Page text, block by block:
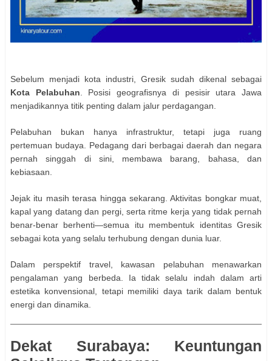
Sebelum menjadi kota industri, Gresik sudah dikenal sebagai
Kota Pelabuhan . Posisi geografisnya di pesisir utara Jawa
menjadikannya titik penting dalam jalur perdagangan.
Pelabuhan bukan hanya infrastruktur, tetapi juga ruang
pertemuan budaya. Pedagang dari berbagai daerah dan negara
pernah singgah di sini, membawa barang, bahasa, dan
kebiasaan.
Jejak itu masih terasa hingga sekarang. Aktivitas bongkar muat,
kapal yang datang dan pergi, serta ritme kerja yang tidak pernah
benar-benar berhenti—semua itu membentuk identitas Gresik
sebagai kota yang selalu terhubung dengan dunia luar.
Dalam perspektif travel, kawasan pelabuhan menawarkan
pengalaman yang berbeda. Ia tidak selalu indah dalam arti
estetika konvensional, tetapi memiliki daya tarik dalam bentuk
energi dan dinamika.
Dekat Surabaya: Keuntungan